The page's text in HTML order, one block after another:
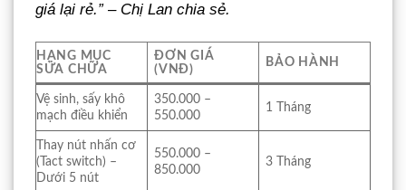
giá lại rẻ.” – Chị Lan chia sẻ.
HẠNG MỤC
SỬA CHỮA
ĐƠN GIÁ
(VNĐ)
BẢO HÀNH
Vệ sinh, sấy khô
mạch điều khiển
350.000 –
550.000
1 Tháng
Thay nút nhấn cơ
(Tact switch) –
Dưới 5 nút
550.000 –
850.000
3 Tháng